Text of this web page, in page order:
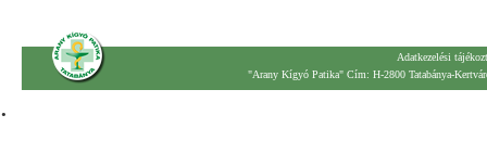
Adatkezelési
"Arany Kígyó Patika" Cím: H-2800 Tatabánya-
.